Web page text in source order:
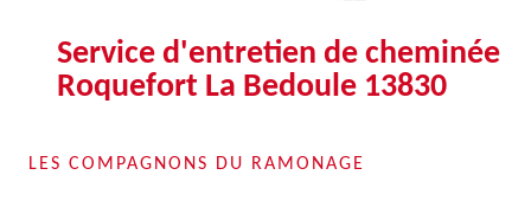
Service d'entretien de cheminée
Roquefort La Bedoule 13830
LES COMPAGNONS DU RAMONAGE